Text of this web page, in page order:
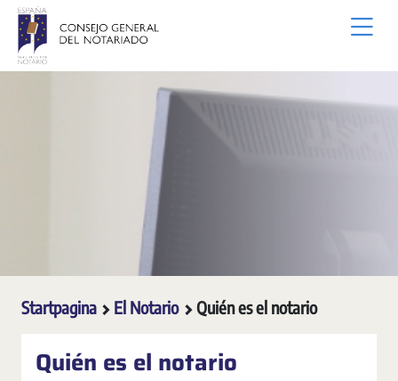
Overslaan en naar hoofdinhoud gaan
Startpagina El Notario Quién es el notario
Quién es el notario